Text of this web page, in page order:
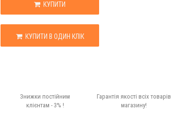
КУПИТИ
КУПИТИ В ОДИН КЛІК
Знижки постійним
клієнтам - 3% !
Гарантія якості всіх товарів
магазину!